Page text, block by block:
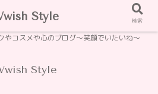
やコスメや心のブログ〜笑顔でいたいね〜
Style
Style 検索